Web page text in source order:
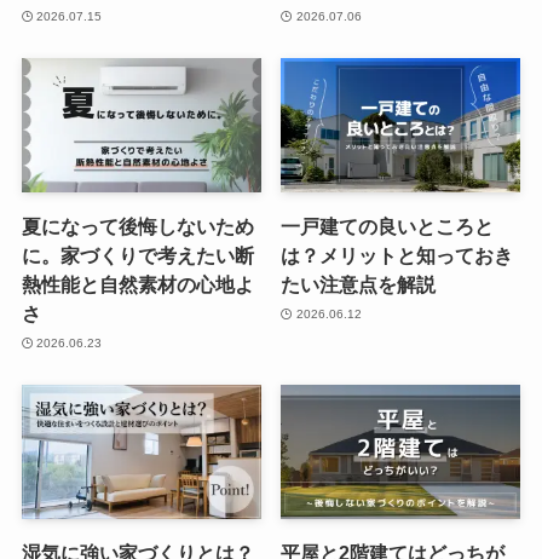
2026.07.15 2026.07.06
夏になって後悔しないため
に。家づくりで考えたい断
熱性能と自然素材の心地よ
さ
2026.06.23
一戸建ての良いところと
は？メリットと知っておき
たい注意点を解説
2026.06.12
湿気に強い家づくりとは？
平屋と2階建てはどっちが